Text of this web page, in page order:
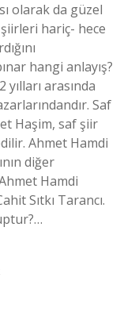
olarak da güzel
hariç- hece
hangi anlayış?
arasında
Saf
Haşim, saf şiir
Ahmet Hamdi
diğer
Hamdi
Sıtkı Tarancı.